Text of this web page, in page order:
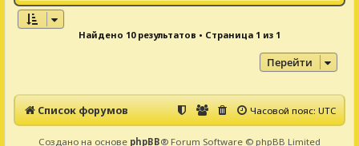
Найдено 10 результатов • Страница 1 из 1
Перейти
Список форумов Часовой пояс:UTC
Создано на основе phpBB® Forum Software © phpBB Limited